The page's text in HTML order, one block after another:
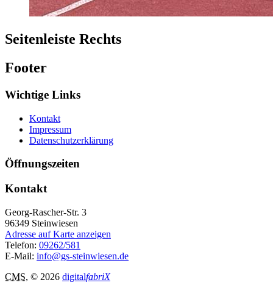
Seitenleiste Rechts
Footer
Wichtige Links
Kontakt
Impressum
Datenschutzerklärung
Öffnungszeiten
Kontakt
Georg-Rascher-Str. 3
96349 Steinwiesen
Adresse auf Karte anzeigen
Telefon: 09262/581
E-Mail: info@gs-steinwiesen.de
CMS, © 2026 digitalfabriX